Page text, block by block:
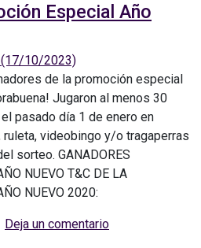
Especial Año
(17/10/2023)
de la promoción especial
Jugaron al menos 30
pasado día 1 de enero en
videobingo y/o tragaperras
sorteo. GANADORES
NUEVO T&C DE LA
NUEVO 2020:
Deja un comentarioen Ganadores